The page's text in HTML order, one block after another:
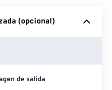
Drive
(opcional)
de salida